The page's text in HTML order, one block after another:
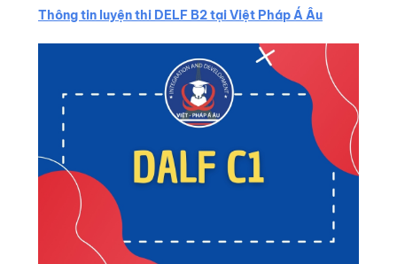
Thông tin luyện thi DELF B2 tại Việt Pháp Á Âu